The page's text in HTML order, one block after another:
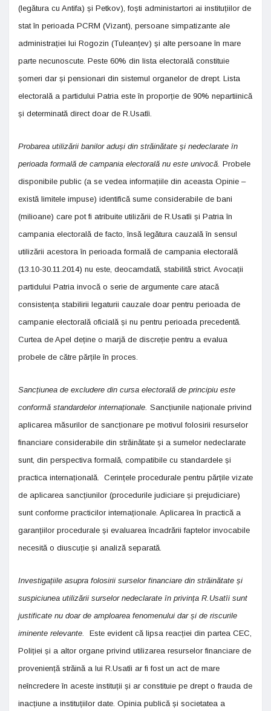
(legătura cu Antifa) și Petkov), foști administartori ai instituțiilor de
stat în perioada PCRM (Vizant), persoane simpatizante ale
administrației lui Rogozin (Tuleanțev) și alte persoane în mare
parte necunoscute. Peste 60% din lista electorală constituie
șomeri dar și pensionari din sistemul organelor de drept. Lista
electorală a partidului Patria este în proporție de 90% nepartiinică
și determinată direct doar de R.Usatîi.
Probarea utilizării banilor aduși din străinătate și nedeclarate în
perioada formală de campania electorală nu este univocă. Probele
disponibile public (a se vedea informațiile din aceasta Opinie –
există limitele impuse) identifică sume considerabile de bani
(milioane) care pot fi atribuite utilizării de R.Usatîi și Patria în
campania electorală de facto, însă legătura cauzală în sensul
utilizării acestora în perioada formală de campania electorală
(13.10-30.11.2014) nu este, deocamdată, stabilită strict. Avocații
partidului Patria invocă o serie de argumente care atacă
consistența stabilirii legaturii cauzale doar pentru perioada de
campanie electorală oficială și nu pentru perioada precedentă.
Curtea de Apel deține o marjă de discreție pentru a evalua
probele de către părțile în proces.
Sancțiunea de excludere din cursa electorală de principiu este
conformă standardelor internaționale. Sancțiunile naționale privind
aplicarea măsurilor de sancționare pe motivul folosirii resurselor
financiare considerabile din străinătate și a sumelor nedeclarate
sunt, din perspectiva formală, compatibile cu standardele și
practica internațională. Cerințele procedurale pentru părțile vizate
de aplicarea sancțiunilor (procedurile judiciare și prejudiciare)
sunt conforme practicilor internaționale. Aplicarea în practică a
garanțiilor procedurale și evaluarea încadrării faptelor invocabile
necesită o diuscuție și analiză separată.
Investigațiile asupra folosirii surselor financiare din străinătate și
suspiciunea utilizării surselor nedeclarate în privința R.Usatîi sunt
justificate nu doar de amploarea fenomenului dar și de riscurile
iminente relevante.
Este evident că lipsa reacției din partea CEC,
Poliției și a altor organe privind utilizarea resurselor financiare de
proveniență străină a lui R.Usatîi ar fi fost un act de mare
neîncredere în aceste instituții și ar constituie pe drept o frauda de
inacțiune a instituțiilor date. Opinia publică și societatea a